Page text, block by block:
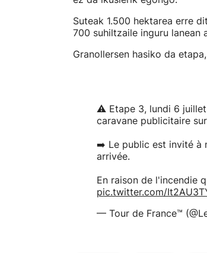
Suteak 1.500 hektarea erre
700 suhiltzaile inguru
Granollersen hasiko da
⚠️ Etape 3, lundi 6 juillet
caravane publicitaire
➡️ Le public est invité à
arrivée.
En raison de l'incendie
pic.twitter.com/
— Tour de France™